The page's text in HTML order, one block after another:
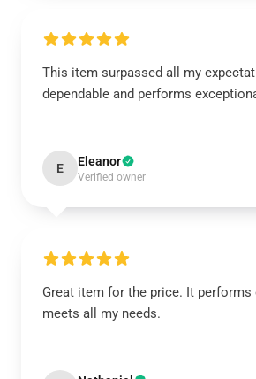
This item surpassed all my
dependable and performs
E Eleanor
Verified owner
Great item for the price. It performs
meets all my needs.